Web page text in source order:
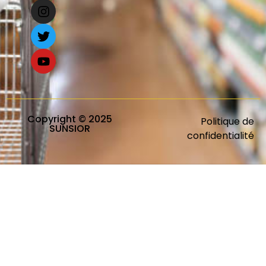
Copyright © 2025
SUNSIOR
Politique de
confidentialité